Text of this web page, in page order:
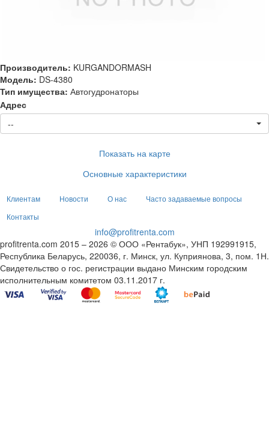
Производитель: KURGANDORMASH
Модель: DS-4380
Тип имущества: Автогудронаторы
Адрес
--
Показать на карте
Основные характеристики
Клиентам Новости О нас
Часто задаваемые вопросы
Контакты
info@profitrenta.com
profitrenta.com 2015 – 2026 © ООО «Рентабук», УНП 192991915,
Республика Беларусь, 220036, г. Минск, ул. Куприянова, 3, пом. 1Н.
Свидетельство о гос. регистрации выдано Минским городским
исполнительным комитетом 03.11.2017 г.